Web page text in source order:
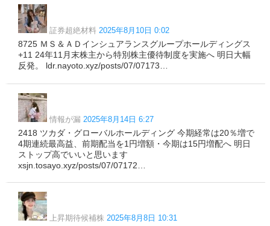
証券超絶材料 2025年8月10日 0:02
8725 ＭＳ＆ＡＤインシュアランスグループホールディングス
+11 24年11月末株主から特別株主優待制度を実施へ 明日大幅
反発。 ldr.nayoto.xyz/posts/07/07173…
情報が漏 2025年8月14日 6:27
2418 ツカダ・グローバルホールディング 今期経常は20％増で
4期連続最高益、前期配当を1円増額・今期は15円増配へ 明日
ストップ高でいいと思います
xsjn.tosayo.xyz/posts/07/07172…
上昇期待候補株 2025年8月8日 10:31